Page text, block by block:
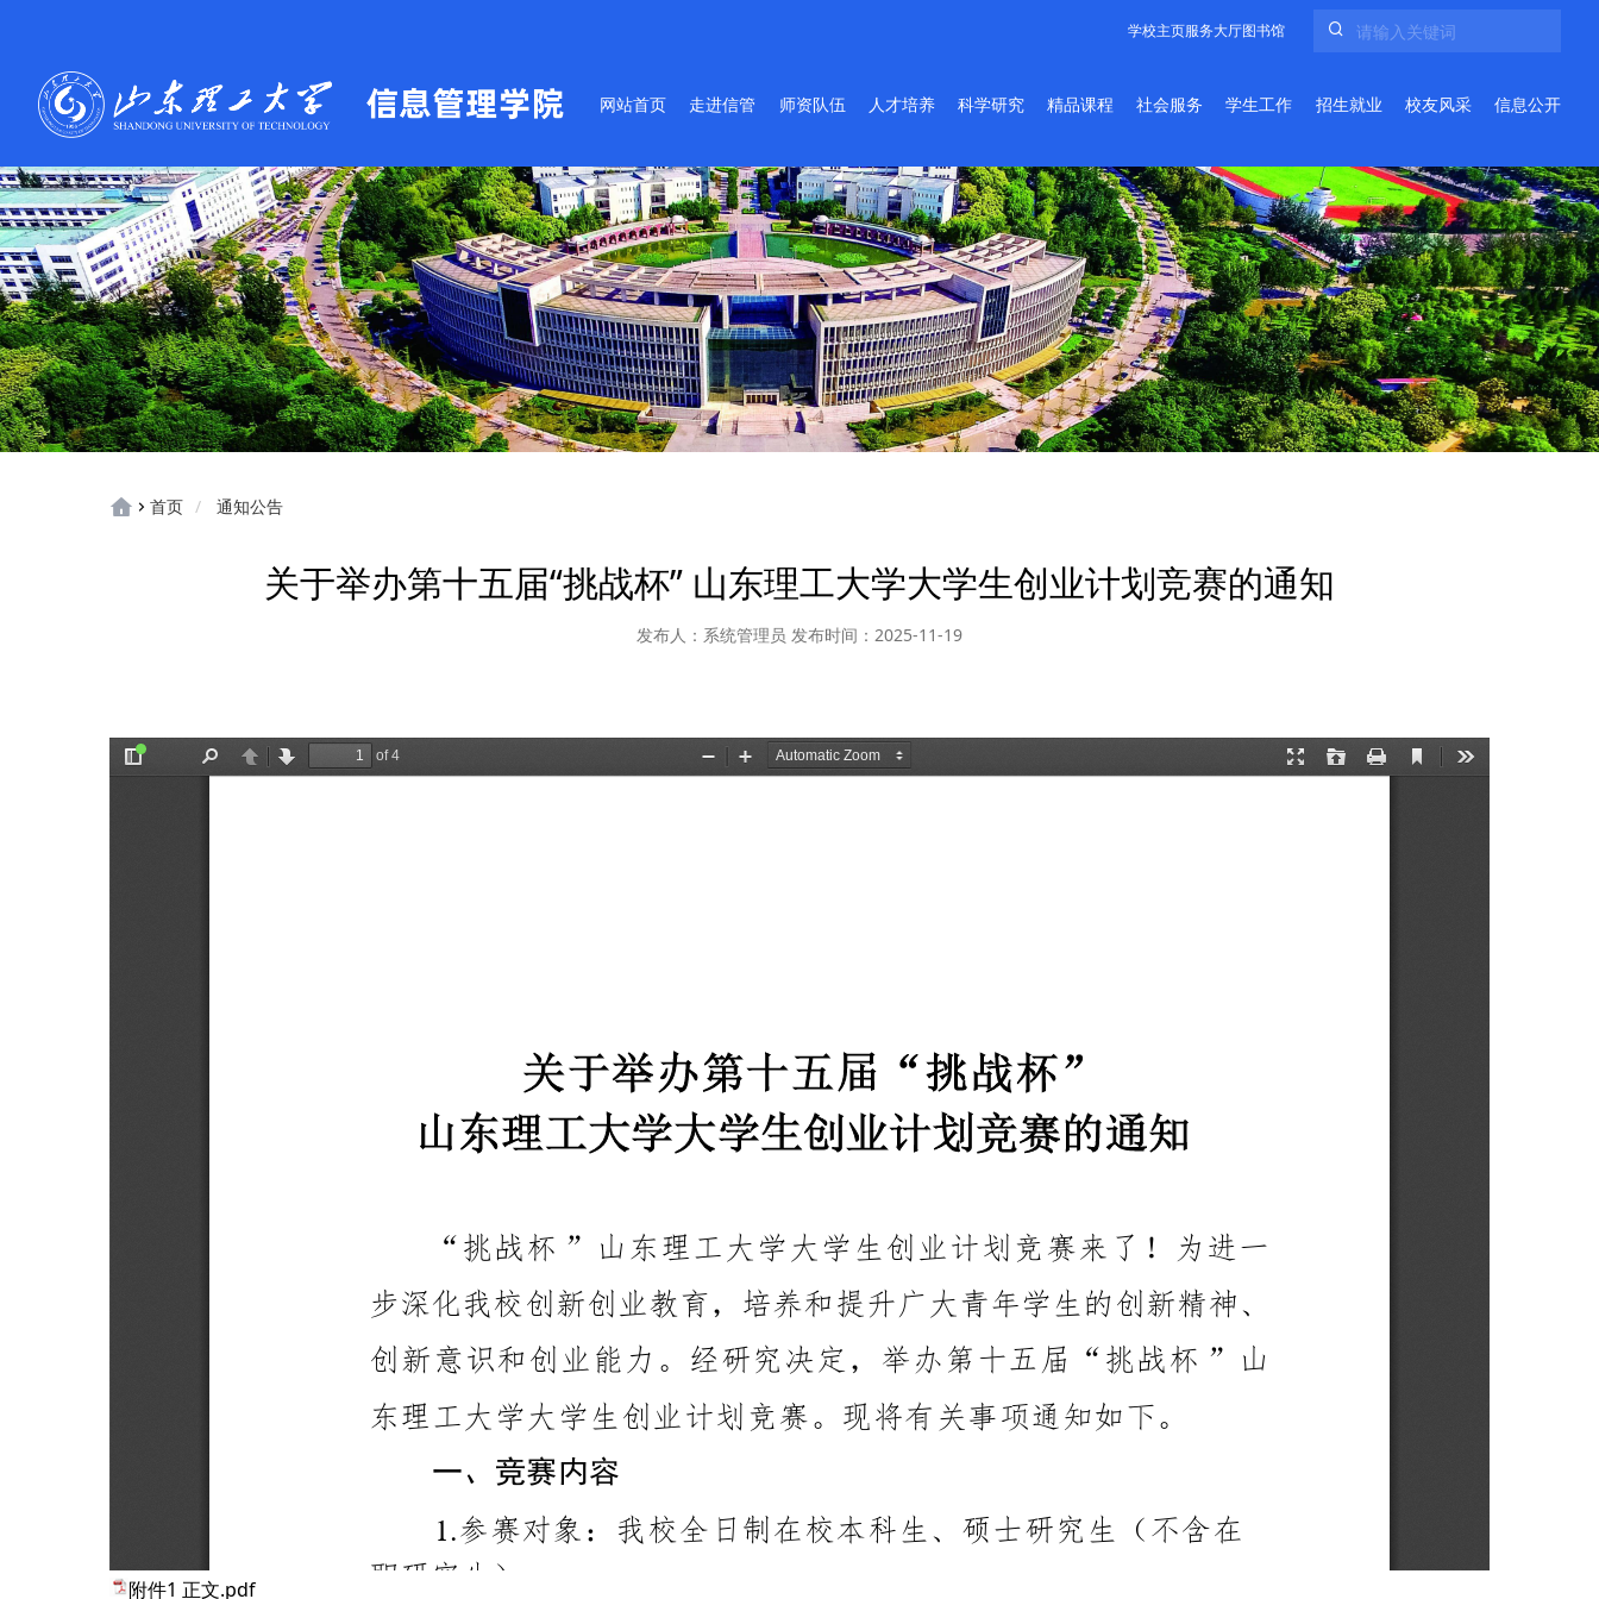
学校主页服务大厅图书馆
网站首页 走进信管 师资队伍 人才培养 科学研究 精品课程 社会服务 学生工作 招生就业 校友风采 信息公开
首页 通知公告
关于举办第十五届“挑战杯” 山东理工大学大学生创业计划竞赛的通知
发布人：系统管理员 发布时间：2025-11-19
附件1 正文.pdf